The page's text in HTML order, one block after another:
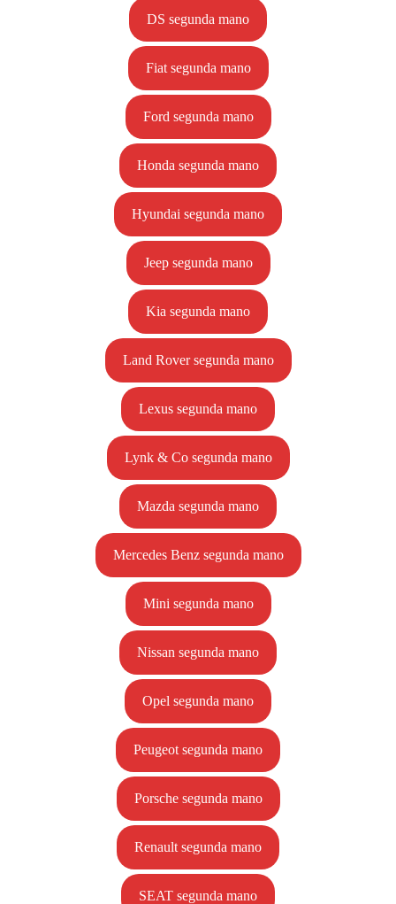
DS segunda mano
Fiat segunda mano
Ford segunda mano
Honda segunda mano
Hyundai segunda mano
Jeep segunda mano
Kia segunda mano
Land Rover segunda mano
Lexus segunda mano
Lynk & Co segunda mano
Mazda segunda mano
Mercedes Benz segunda mano
Mini segunda mano
Nissan segunda mano
Opel segunda mano
Peugeot segunda mano
Porsche segunda mano
Renault segunda mano
SEAT segunda mano